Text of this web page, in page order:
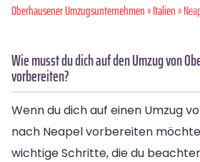
Oberhausener Umzugsunternehmen»Italien»
Wie musst du dich auf den Umzug von
vorbereiten?
Wenn du dich auf einen Umzug
nach Neapel vorbereiten
wichtige Schritte, die du